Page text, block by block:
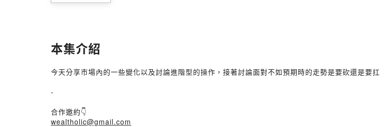
本集介紹
今天分享市場內的一些變化以及討論進階型的操作，接著討論面對不如預期時的走勢是要砍還是要扛
-
合作邀約👇
wealtholic@gmail.com